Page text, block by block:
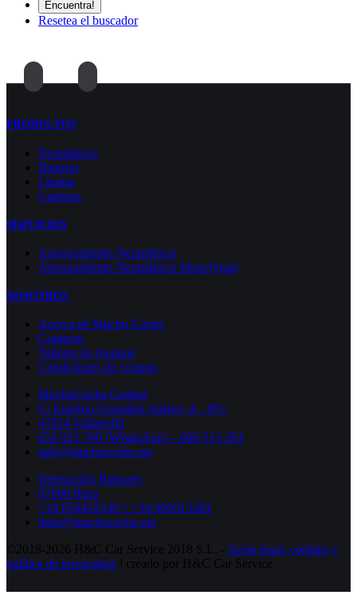
Resetea el buscador
PRODUCTOS
Neumáticos
Baterías
Llantas
Cadenas
SERVICIOS
Asesoramiento Neumáticos
Asesoramiento Neumáticos Moto/Quad
NOSOTROS
Acerca de Mucho Coche
Contacto
Talleres de montaje
Condiciones de compra
MuchoCoche Central
C/ Eusebio González Suárez, 4 – 8ºC
47014 Valladolid
654 923 760 (WhatsApp) – 600 513 281
info@muchocoche.net
Delegación Baleares
07800 Ibiza
+34 654452530 // +34 600513281
ibiza@muchocoche.net
©2018-2026 H&C Car Service 2018 S.L. - Aviso legal, cookies y
política de privacidad. | creado por H&C Car Service